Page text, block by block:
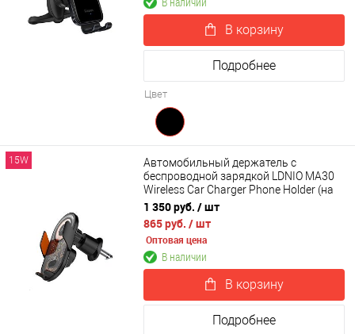
В корзину
Подробнее
Цвет
15W
Автомобильный держатель с
беспроводной зарядкой LDNIO MA30
Wireless Car Charger Phone Holder (на
воздуховод)
1 350 руб. / шт
865 руб. / шт
Оптовая цена
В наличии
В корзину
Подробнее